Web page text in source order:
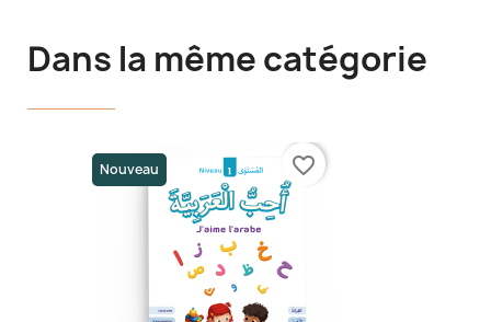
Dans la même catégorie
Nouveau favorite_border